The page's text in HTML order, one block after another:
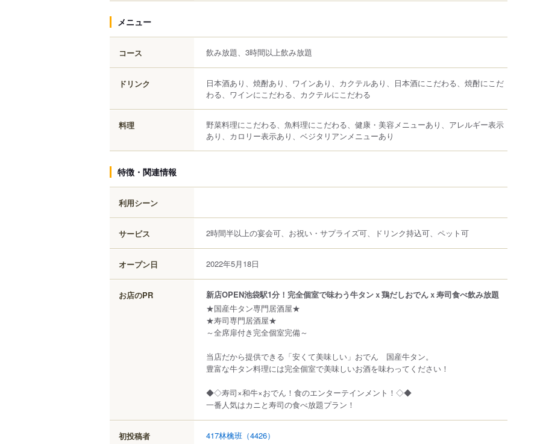
メニュー
コース 飲み放題、3時間以上飲み放題
ドリンク
日本酒あり、焼酎あり、ワインあり、カクテルあり、日本酒にこだわる、焼酎にこだ
わる、ワインにこだわる、カクテルにこだわる
料理
野菜料理にこだわる、魚料理にこだわる、健康・美容メニューあり、アレルギー表示
あり、カロリー表示あり、ベジタリアンメニューあり
特徴・関連情報
利用シーン
サービス 2時間半以上の宴会可、お祝い・サプライズ可、ドリンク持込可、ペット可
オープン日 2022年5月18日
お店のPR
新店OPEN池袋駅1分！完全個室で味わう牛タンｘ鶏だしおでんｘ寿司食べ飲み放題
★国産牛タン専門居酒屋★
★寿司専門居酒屋★
～全席扉付き完全個室完備～
当店だから提供できる「安くて美味しい」おでん 国産牛タン。
豊富な牛タン料理には完全個室で美味しいお酒を味わってください！
◆◇寿司×和牛×おでん！食のエンターテインメント！◇◆
一番人気はカニと寿司の食べ放題プラン！
初投稿者 417林檎班 （4426）